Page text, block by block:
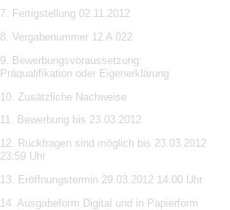
7. Fertigstellung 02.11.2012
8. Vergabenummer 12 A 022
9. Bewerbungsvoraussetzung:
Präqualifikation oder Eigenerklärung
10. Zusätzliche Nachweise
11. Bewerbung bis 23.03.2012
12. Rückfragen sind möglich bis 23.03.2012
23:59 Uhr
13. Eröffnungstermin 29.03.2012 14:00 Uhr
14. Ausgabeform Digital und in Papierform